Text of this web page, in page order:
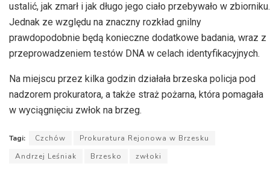
ustalić, jak zmarł i jak długo jego ciało przebywało w zbiorniku.
Jednak ze względu na znaczny rozkład gnilny
prawdopodobnie będą konieczne dodatkowe badania, wraz z
przeprowadzeniem testów DNA w celach identyfikacyjnych.
Na miejscu przez kilka godzin działała brzeska policja pod
nadzorem prokuratora, a także straż pożarna, która pomagała
w wyciągnięciu zwłok na brzeg.
Tagi: Czchów
Prokuratura Rejonowa w Brzesku
Andrzej Leśniak
Brzesko zwłoki